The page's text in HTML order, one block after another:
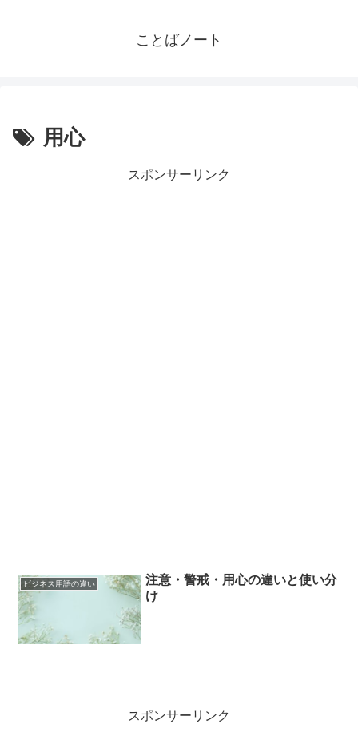
ことばノート
用心
スポンサーリンク
ビジネス用語の違い
注意・警戒・用心の違いと使い分
け
スポンサーリンク